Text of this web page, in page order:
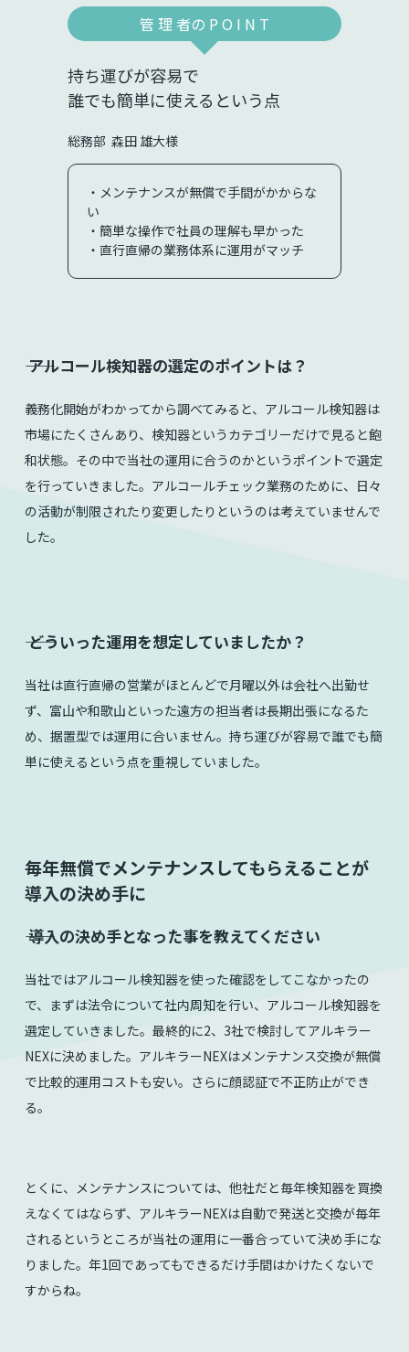
管 理 者の P O I N T
持ち運びが容易で
誰でも簡単に使えるという点
総務部 森田 雄大様
・メンテナンスが無償で手間がかからな
い
・簡単な操作で社員の理解も早かった
・直行直帰の業務体系に運用がマッチ
⸺ アルコール検知器の選定のポイントは？
義務化開始がわかってから調べてみると、アルコール検知器は
市場にたくさんあり、検知器というカテゴリーだけで見ると飽
和状態。その中で当社の運用に合うのかというポイントで選定
を行っていきました。アルコールチェック業務のために、日々
の活動が制限されたり変更したりというのは考えていませんで
した。
⸺ どういった運用を想定していましたか？
当社は直行直帰の営業がほとんどで月曜以外は会社へ出勤せ
ず、富山や和歌山といった遠方の担当者は長期出張になるた
め、据置型では運用に合いません。持ち運びが容易で誰でも簡
単に使えるという点を重視していました。
毎年無償でメンテナンスしてもらえることが
導入の決め手に
⸺ 導入の決め手となった事を教えてください
当社ではアルコール検知器を使った確認をしてこなかったの
で、まずは法令について社内周知を行い、アルコール検知器を
選定していきました。最終的に2、3社で検討してアルキラー
NEXに決めました。アルキラーNEXはメンテナンス交換が無償
で比較的運用コストも安い。さらに顔認証で不正防止ができ
る。
とくに、メンテナンスについては、他社だと毎年検知器を買換
えなくてはならず、アルキラーNEXは自動で発送と交換が毎年
されるというところが当社の運用に一番合っていて決め手にな
りました。年1回であってもできるだけ手間はかけたくないで
すからね。